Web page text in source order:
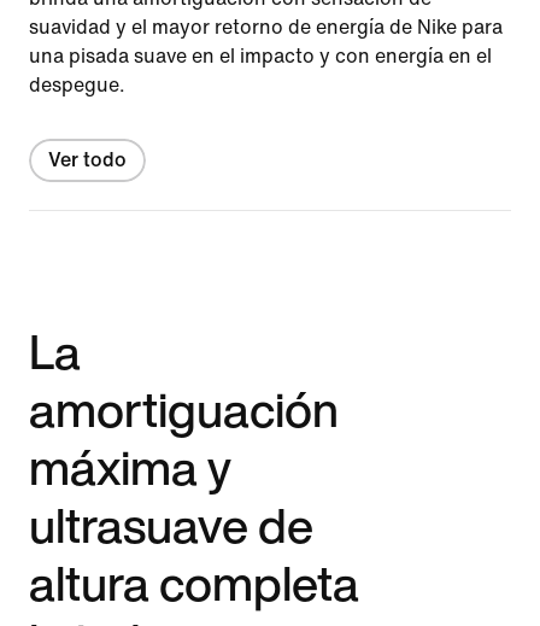
suavidad y el mayor retorno de energía de Nike para
una pisada suave en el impacto y con energía en el
despegue.
Ver todo
La
amortiguación
máxima y
ultrasuave de
altura completa